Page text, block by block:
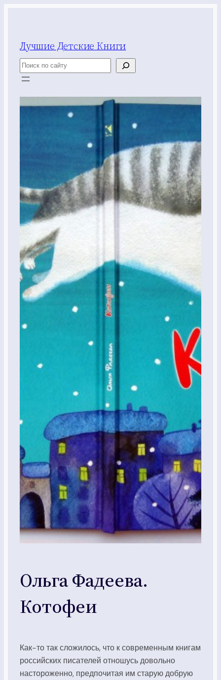
Лучшие Детские Книги
Поиск
Ольга Фадеева.
Котофеи
Как-то так сложилось, что к современным книгам
российских писателей отношусь довольно
настороженно, предпочитая им старую добрую